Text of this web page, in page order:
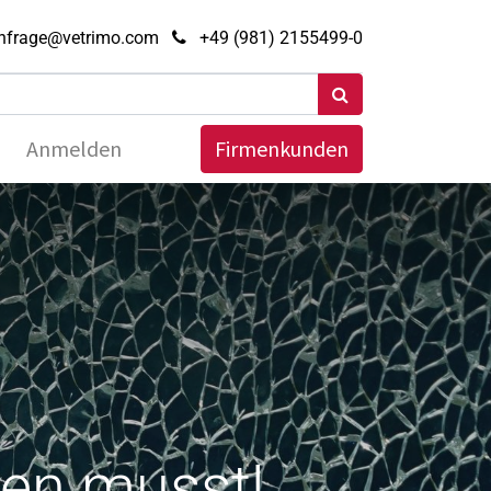
+49 (981) 2155499-0
Anmelden Firmenkunden